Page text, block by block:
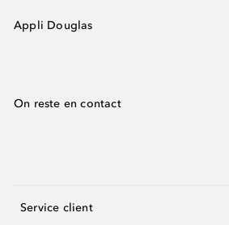
Appli Douglas
On reste en contact
Service client